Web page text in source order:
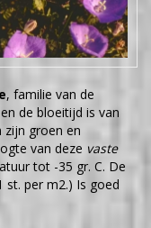
, familie van de
de bloeitijd is van
zijn groen en
van deze vaste
tot -35 gr. C. De
st. per m2.) Is goed